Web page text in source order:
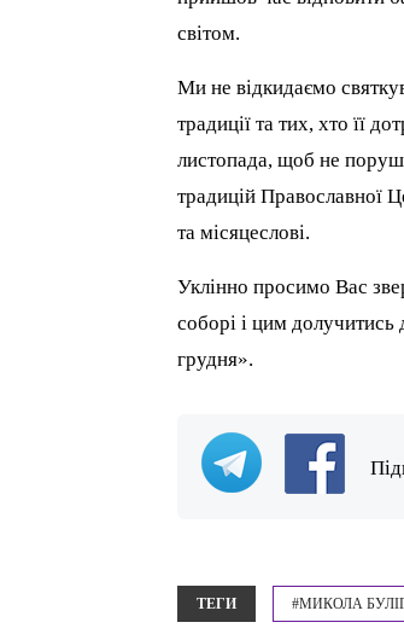
світом.
Ми не відкидаємо
традиції та тих, хто її
листопада, щоб не
традицій Православної
та місяцеслові.
Уклінно просимо Вас
соборі і цим
грудня».
ТЕГИ #МИКОЛА